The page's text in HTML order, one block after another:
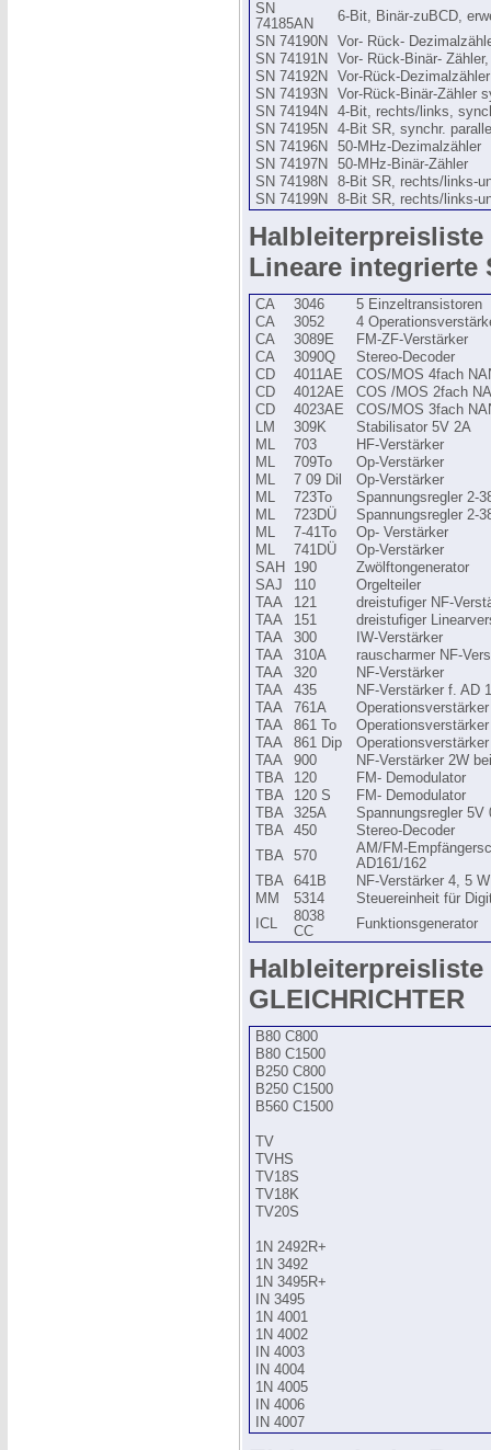
SN
74185AN
6-Bit, Binär-zuBCD,
SN 74190N
Vor- Rück-
SN 74191N
Vor- Rück-Binär-
SN 74192N
Vor-Rück-
SN 74193N
Vor-Rück-Binär-Zähler
SN 74194N
4-Bit, rechts/links,
SN 74195N
4-Bit SR, synchr.
SN 74196N
50-MHz-Dezimalzähler
SN 74197N
50-MHz-Binär-Zähler
SN 74198N
8-Bit SR, rechts/links-
SN 74199N
8-Bit SR, rechts/links-
Halbleiterpreisliste
Lineare integrierte
CA 3046
5 Einzeltransistoren
CA
3052
4
CA
3089E
FM-ZF-Verstärker
CA
3090Q
Stereo-Decoder
CD
4011AE
COS/MOS 4fach
CD
4012AE
COS /MOS 2fach
CD
4023AE
COS/MOS 3fach
LM
309K
Stabilisator 5V 2A
ML
703
HF-Verstärker
ML
709To
Op-Verstärker
ML
7 09 Dil
Op-Verstärker
ML
723To
Spannungsregler 2-
ML
723DÜ
Spannungsregler 2-
ML
7-41To
Op- Verstärker
ML
741DÜ
Op-Verstärker
SAH
190
Zwölftongenerator
SAJ
110
Orgelteiler
TAA
121
dreistufiger NF-
TAA
151
dreistufiger
TAA
300
IW-Verstärker
TAA
310A
rauscharmer NF-
TAA
320
NF-Verstärker
TAA
435
NF-Verstärker f. AD
TAA
761A
Operationsverstärker
TAA
861 To
Operationsverstärker
TAA
861 Dip
Operationsverstärker
TAA
900
NF-Verstärker 2W
TBA
120
FM- Demodulator
TBA
120 S
FM- Demodulator
TBA
325A
Spannungsregler 5V
TBA
450
Stereo-Decoder
TBA
570
AM/FM-
AD161/162
TBA
641B
NF-Verstärker 4, 5 W
MM
5314
Steuereinheit für
ICL
8038
CC
Funktionsgenerator
Halbleiterpreisliste
GLEICHRICHTER
B80 C800
B80 C1500
B250 C800
B250 C1500
B560 C1500
TV
TVHS
TV18S
TV18K
TV20S
1N 2492R+
1N 3492
1N 3495R+
IN 3495
1N 4001
1N 4002
IN 4003
IN 4004
1N 4005
IN 4006
IN 4007